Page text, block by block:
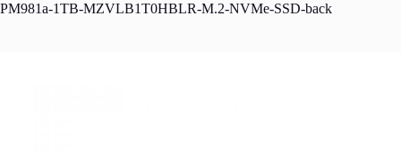
PM981a-1TB-MZVLB1T0HBLR-M.2-NVMe-SSD-back